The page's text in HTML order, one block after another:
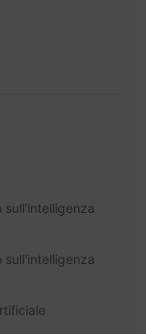
sull'intelligenza